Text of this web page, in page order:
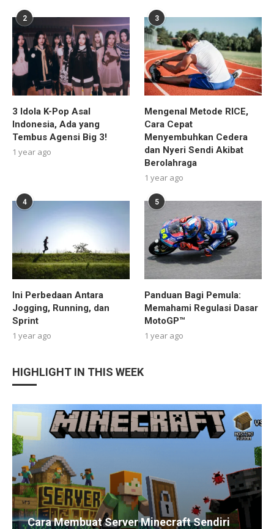
2
3 Idola K-Pop Asal
Indonesia, Ada yang
Tembus Agensi Big 3!
1 year ago
3
Mengenal Metode RICE,
Cara Cepat
Menyembuhkan Cedera
dan Nyeri Sendi Akibat
Berolahraga
1 year ago
4
Ini Perbedaan Antara
Jogging, Running, dan
Sprint
1 year ago
5
Panduan Bagi Pemula:
Memahami Regulasi Dasar
MotoGP™
1 year ago
HIGHLIGHT IN THIS WEEK
Cara Membuat Server Minecraft Sendiri